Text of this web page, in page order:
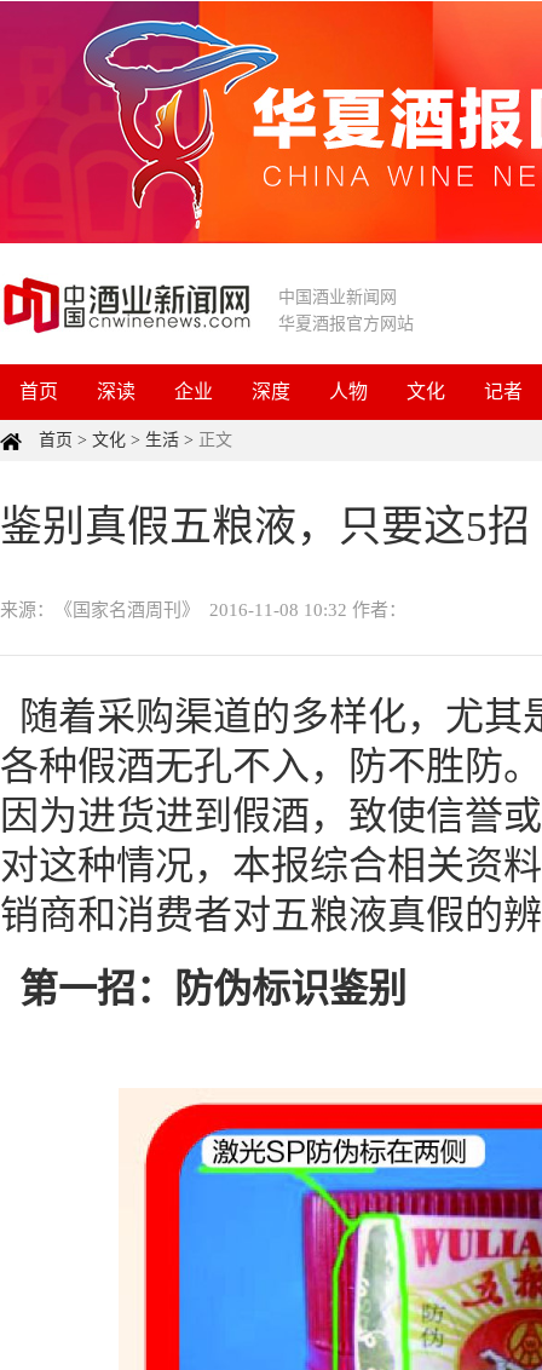
中国酒业新闻网
华夏酒报官方网站
首页 深读 企业 深度 人物 文化 记者
首页 > 文化 > 生活 > 正文
鉴别真假五粮液，只要这5招
来源：《国家名酒周刊》 2016-11-08 10:32 作者：
随着采购渠道的多样化，尤
各种假酒无孔不入，防不胜防
因为进货进到假酒，致使信誉
对这种情况，本报综合相关资
销商和消费者对五粮液真假的
第一招：防伪标识鉴别